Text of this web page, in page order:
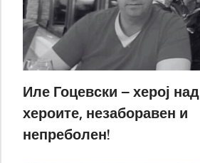
Иле Гоцевски – херој над
хероите, незаборавен и
непреболен!